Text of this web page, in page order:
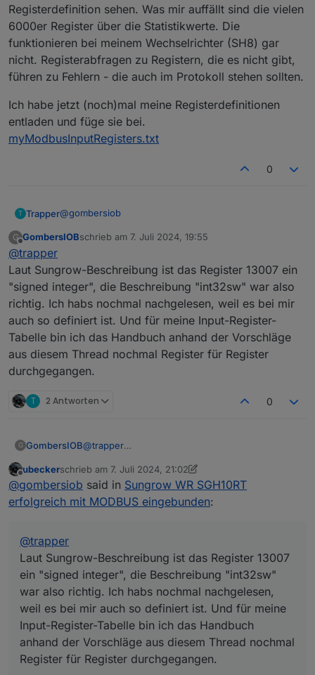
Registerdefinition sehen. Was mir auffällt sind die vielen
6000er Register über die Statistikwerte. Die
funktionieren bei meinem Wechselrichter (SH8) gar
nicht. Registerabfragen zu Registern, die es nicht gibt,
führen zu Fehlern - die auch im Protokoll stehen sollten.
Ich habe jetzt (noch)mal meine Registerdefinitionen
entladen und füge sie bei.
myModbusInputRegisters.txt
0
T Trapper@gombersiob
Hi, Neueintrag ohne Erfolg. Hier meine Register
G
Offline
GombersIOBschrieb am 7. Juli 2024, 19:55
zuletzt editiert von
@trapper
Laut Sungrow-Beschreibung ist das Register 13007 ein
"signed integer", die Beschreibung "int32sw" war also
richtig. Ich habs nochmal nachgelesen, weil es bei mir
auch so definiert ist. Und für meine Input-Register-
Tabelle bin ich das Handbuch anhand der Vorschläge
aus diesem Thread nochmal Register für Register
durchgegangen.
T 2 Antworten 0
G GombersIOB@trapper
13007 ein "signed integer", die Beschreibung
"int32sw" war also richtig. Ich habs nochmal
nachgelesen, weil es bei mir auch so definiert ist.
Und für meine Input-Register-Tabelle bin ich das
durchgegangen.
Offline
ubeckerschrieb am 7. Juli 2024, 21:02
zuletzt editiert von ubecker7. Juli 2024, 23:08
@gombersiob said in Sungrow WR SGH10RT
erfolgreich mit MODBUS eingebunden:
@trapper
Laut Sungrow-Beschreibung ist das Register 13007
ein "signed integer", die Beschreibung "int32sw"
war also richtig. Ich habs nochmal nachgelesen,
weil es bei mir auch so definiert ist. Und für meine
Input-Register-Tabelle bin ich das Handbuch
anhand der Vorschläge aus diesem Thread nochmal
Register für Register durchgegangen.